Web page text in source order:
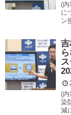
(内
に
ン
(内
染
減